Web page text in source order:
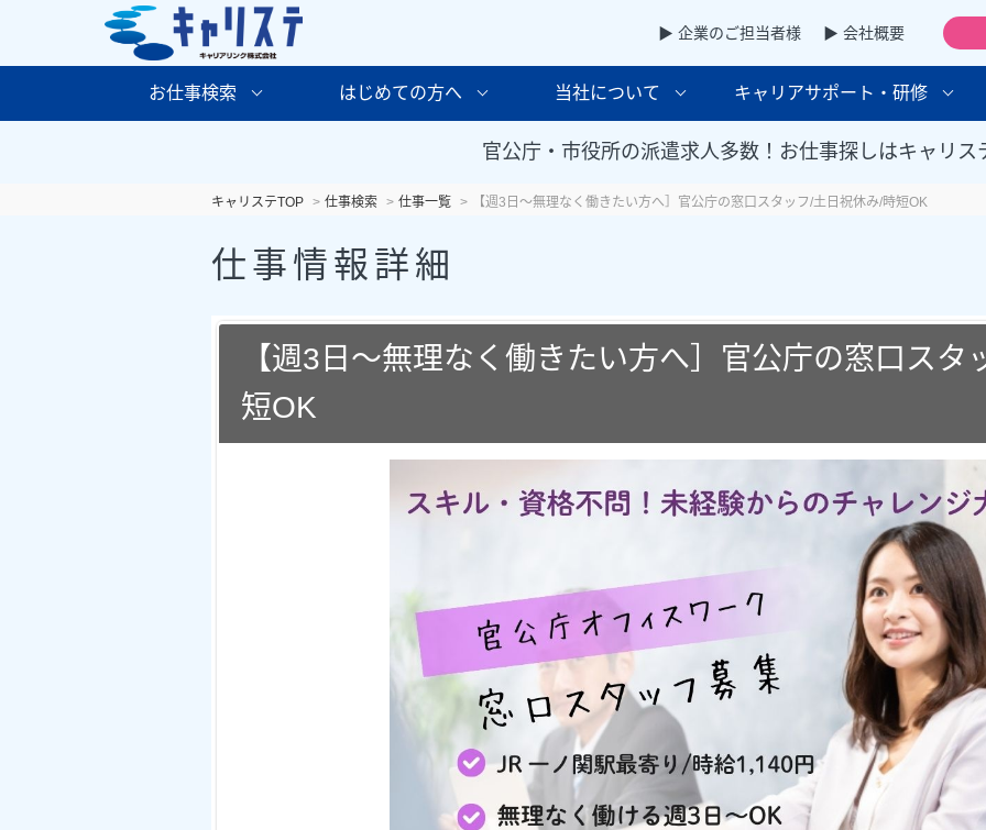
▶ 企業のご担当者様 ▶ 会社概要
お仕事検索 はじめての方へ 当社について キャリアサポート・研修
官公庁・市役所の派遣求人多数！お仕事探しはキャリス
キャリステTOP 仕事検索 仕事一覧 【週3日～無理なく働きたい方へ］官公庁の窓口スタッフ/土日祝休み/時短OK
仕事情報詳細
【週3日～無理なく働きたい方へ］官公庁の窓口スタ
短OK